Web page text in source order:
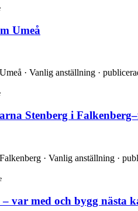
Umeå
· Vanlig anställning ·
Stenberg i
· Vanlig anställning ·
var med och bygg nästa